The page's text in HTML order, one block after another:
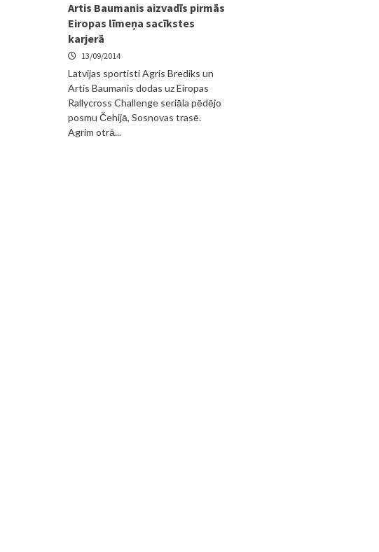
Artis Baumanis aizvadīs pirmās
Eiropas līmeņa sacīkstes
karjerā
13/09/2014
Latvijas sportisti Agris Brediks un
Artis Baumanis dodas uz Eiropas
Rallycross Challenge seriāla pēdējo
posmu Čehijā, Sosnovas trasē.
Agrim otrā...